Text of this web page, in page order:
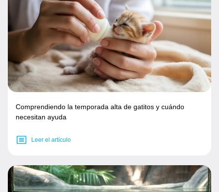
Comprendiendo la temporada alta de gatitos y cuándo
necesitan ayuda
Leer el artículo